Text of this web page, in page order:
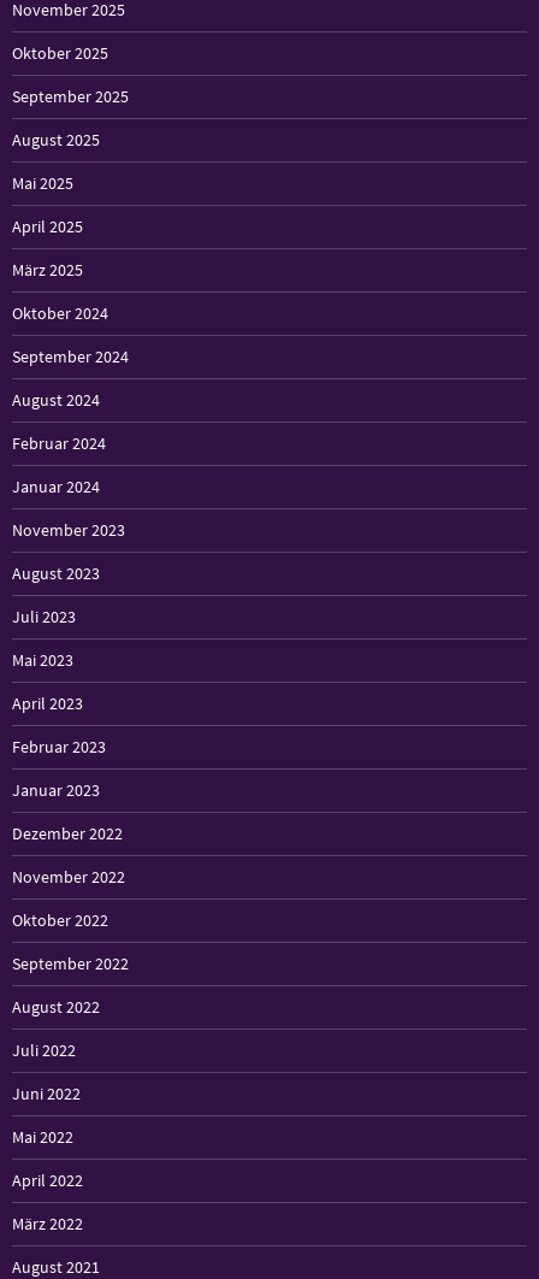
November 2025
Oktober 2025
September 2025
August 2025
Mai 2025
April 2025
März 2025
Oktober 2024
September 2024
August 2024
Februar 2024
Januar 2024
November 2023
August 2023
Juli 2023
Mai 2023
April 2023
Februar 2023
Januar 2023
Dezember 2022
November 2022
Oktober 2022
September 2022
August 2022
Juli 2022
Juni 2022
Mai 2022
April 2022
März 2022
August 2021